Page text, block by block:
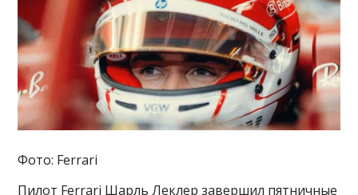
Фото: Ferrari
Пилот Ferrari Шарль Леклер завершил пятничные